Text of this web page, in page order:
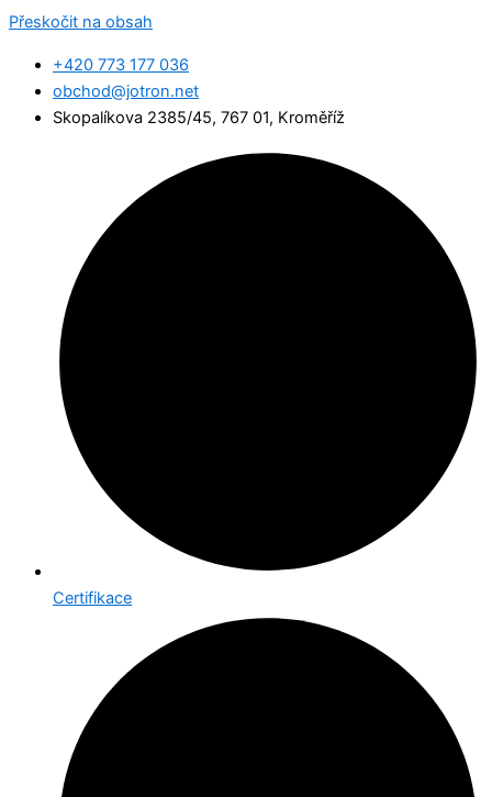
Přeskočit na obsah
+420 773 177 036
obchod@jotron.net
Skopalíkova 2385/45, 767 01, Kroměříž
Certifikace